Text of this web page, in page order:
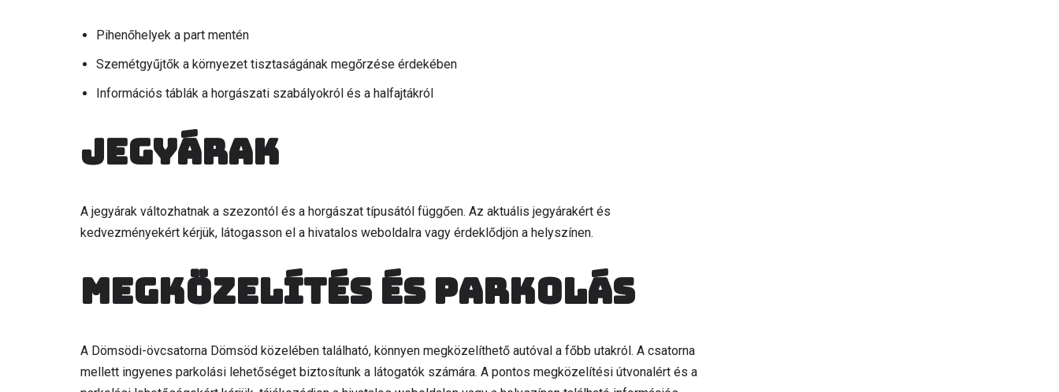
Pihenőhelyek a part mentén
Szemétgyűjtők a környezet tisztaságának megőrzése érdekében
Információs táblák a horgászati szabályokról és a halfajtákról
Jegyárak
A jegyárak változhatnak a szezontól és a horgászat típusától függően. Az aktuális jegyárakért és
kedvezményekért kérjük, látogasson el a hivatalos weboldalra vagy érdeklődjön a helyszínen.
Megközelítés és parkolás
A Dömsödi-övcsatorna Dömsöd közelében található, könnyen megközelíthető autóval a főbb utakról. A csatorna
mellett ingyenes parkolási lehetőséget biztosítunk a látogatók számára. A pontos megközelítési útvonalért és a